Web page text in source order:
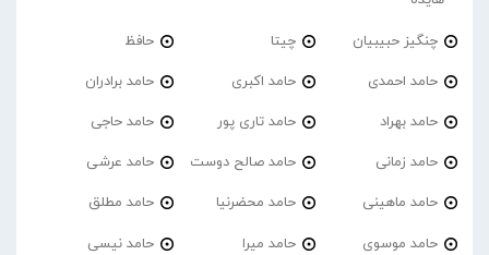
چنگیز حبیبیان چیتا حافظ
حامد احمدی حامد اکبری حامد برادران
حامد بهراد حامد تاری پور حامد حاجی
حامد زمانی حامد صالح دوست حامد عرشی
حامد ماهینی حامد محضرنیا حامد مطلق
حامد موسوی حامد میرا حامد نیسی